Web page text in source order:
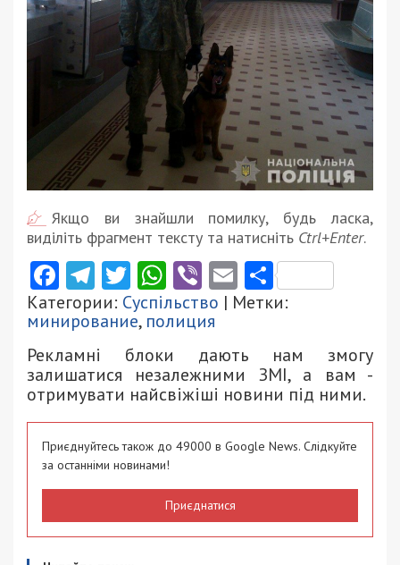
Якщо ви знайшли помилку, будь ласка,
виділіть фрагмент тексту та натисніть Ctrl+Enter.
Facebook
Telegram
Twitter
WhatsApp
ViberEmail
Категории: Суспільство | Метки:
минирование, полиция
Рекламні блоки дають нам змогу
залишатися незалежними ЗМІ, а вам -
отримувати найсвіжіші новини під ними.
Приєднуйтесь також до 49000 в Google News. Слідкуйте
за останніми новинами!
Приєднатися